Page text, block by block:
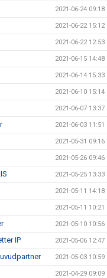
2021-06-24 09:18
2021-06-22 15:12
2021-06-22 12:53
2021-06-15 14:48
2021-06-14 15:33
2021-06-10 15:14
2021-06-07 13:37
2021-06-03 11:51
2021-05-31 09:16
2021-05-26 09:46
2021-05-25 13:33
2021-05-11 14:18
2021-05-11 10:21
2021-05-10 10:56
IP 2021-05-06 12:47
2021-05-03 10:59
2021-04-29 09:09